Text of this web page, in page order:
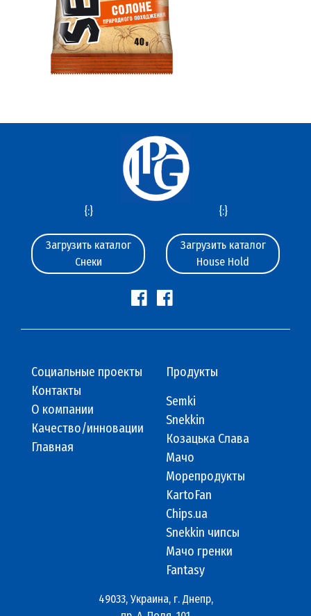
{:}
Загрузить каталог
Снеки
{:}
Загрузить каталог
House Hold
Социальные проекты
Контакты
О компании
Качество/инновации
Главная
Продукты
Semki
Snekkin
Козацька Слава
Мачо
Морепродукты
KartoFan
Chips.ua
Snekkin чипсы
Мачо гренки
Fantasy
49033, Украина, г. Днепр,